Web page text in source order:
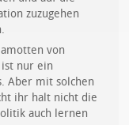
zuzugehen
von
nur ein
Aber mit solchen
ihr halt nicht die
auch lernen